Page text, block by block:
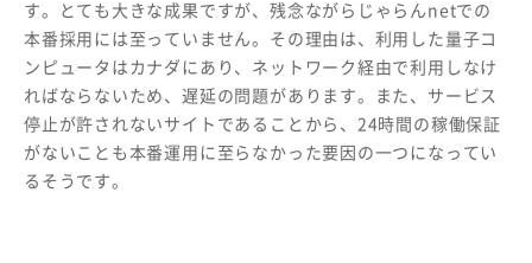
す。とても大きな成果ですが、残念ながらじゃらんnetでの
本番採用には至っていません。その理由は、利用した量子コ
ンピュータはカナダにあり、ネットワーク経由で利用しなけ
ればならないため、遅延の問題があります。また、サービス
停止が許されないサイトであることから、24時間の稼働保証
がないことも本番運用に至らなかった要因の一つになってい
るそうです。